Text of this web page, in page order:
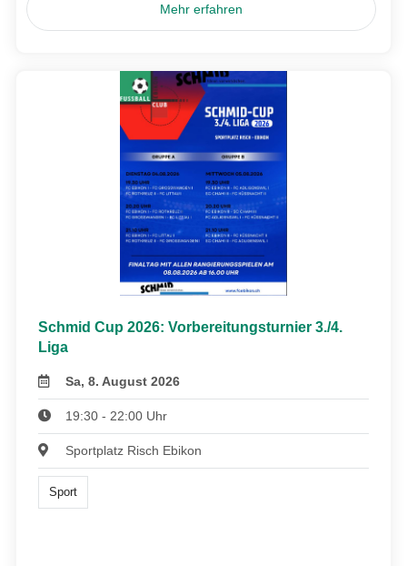
Mehr erfahren
Schmid Cup 2026: Vorbereitungsturnier 3./4.
Liga
Sa, 8. August 2026
19:30 - 22:00 Uhr
Sportplatz Risch Ebikon
Sport